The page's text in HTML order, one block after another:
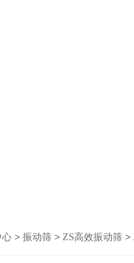
心> 振动筛> ZS高效振动筛>